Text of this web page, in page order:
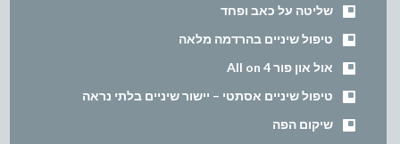
שליטה על כאב ופחד
טיפול שיניים בהרדמה מלאה
אול און פור All on 4
טיפול שיניים אסתטי – יישור שיניים בלתי נראה
שיקום הפה